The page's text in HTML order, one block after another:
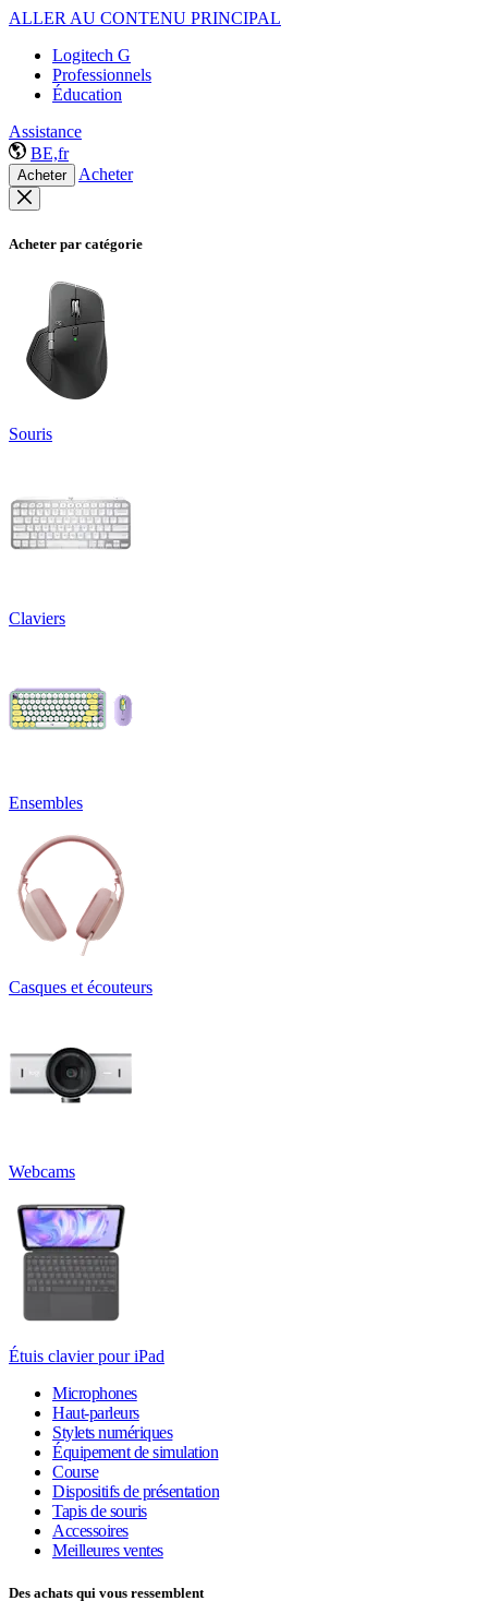
ALLER AU CONTENU PRINCIPAL
Logitech G
Professionnels
Éducation
Assistance
BE,fr
Acheter Acheter
Acheter par catégorie
Souris
Claviers
Ensembles
Casques et écouteurs
Webcams
Étuis clavier pour iPad
Microphones
Haut-parleurs
Stylets numériques
Équipement de simulation
Course
Dispositifs de présentation
Tapis de souris
Accessoires
Meilleures ventes
Des achats qui vous ressemblent